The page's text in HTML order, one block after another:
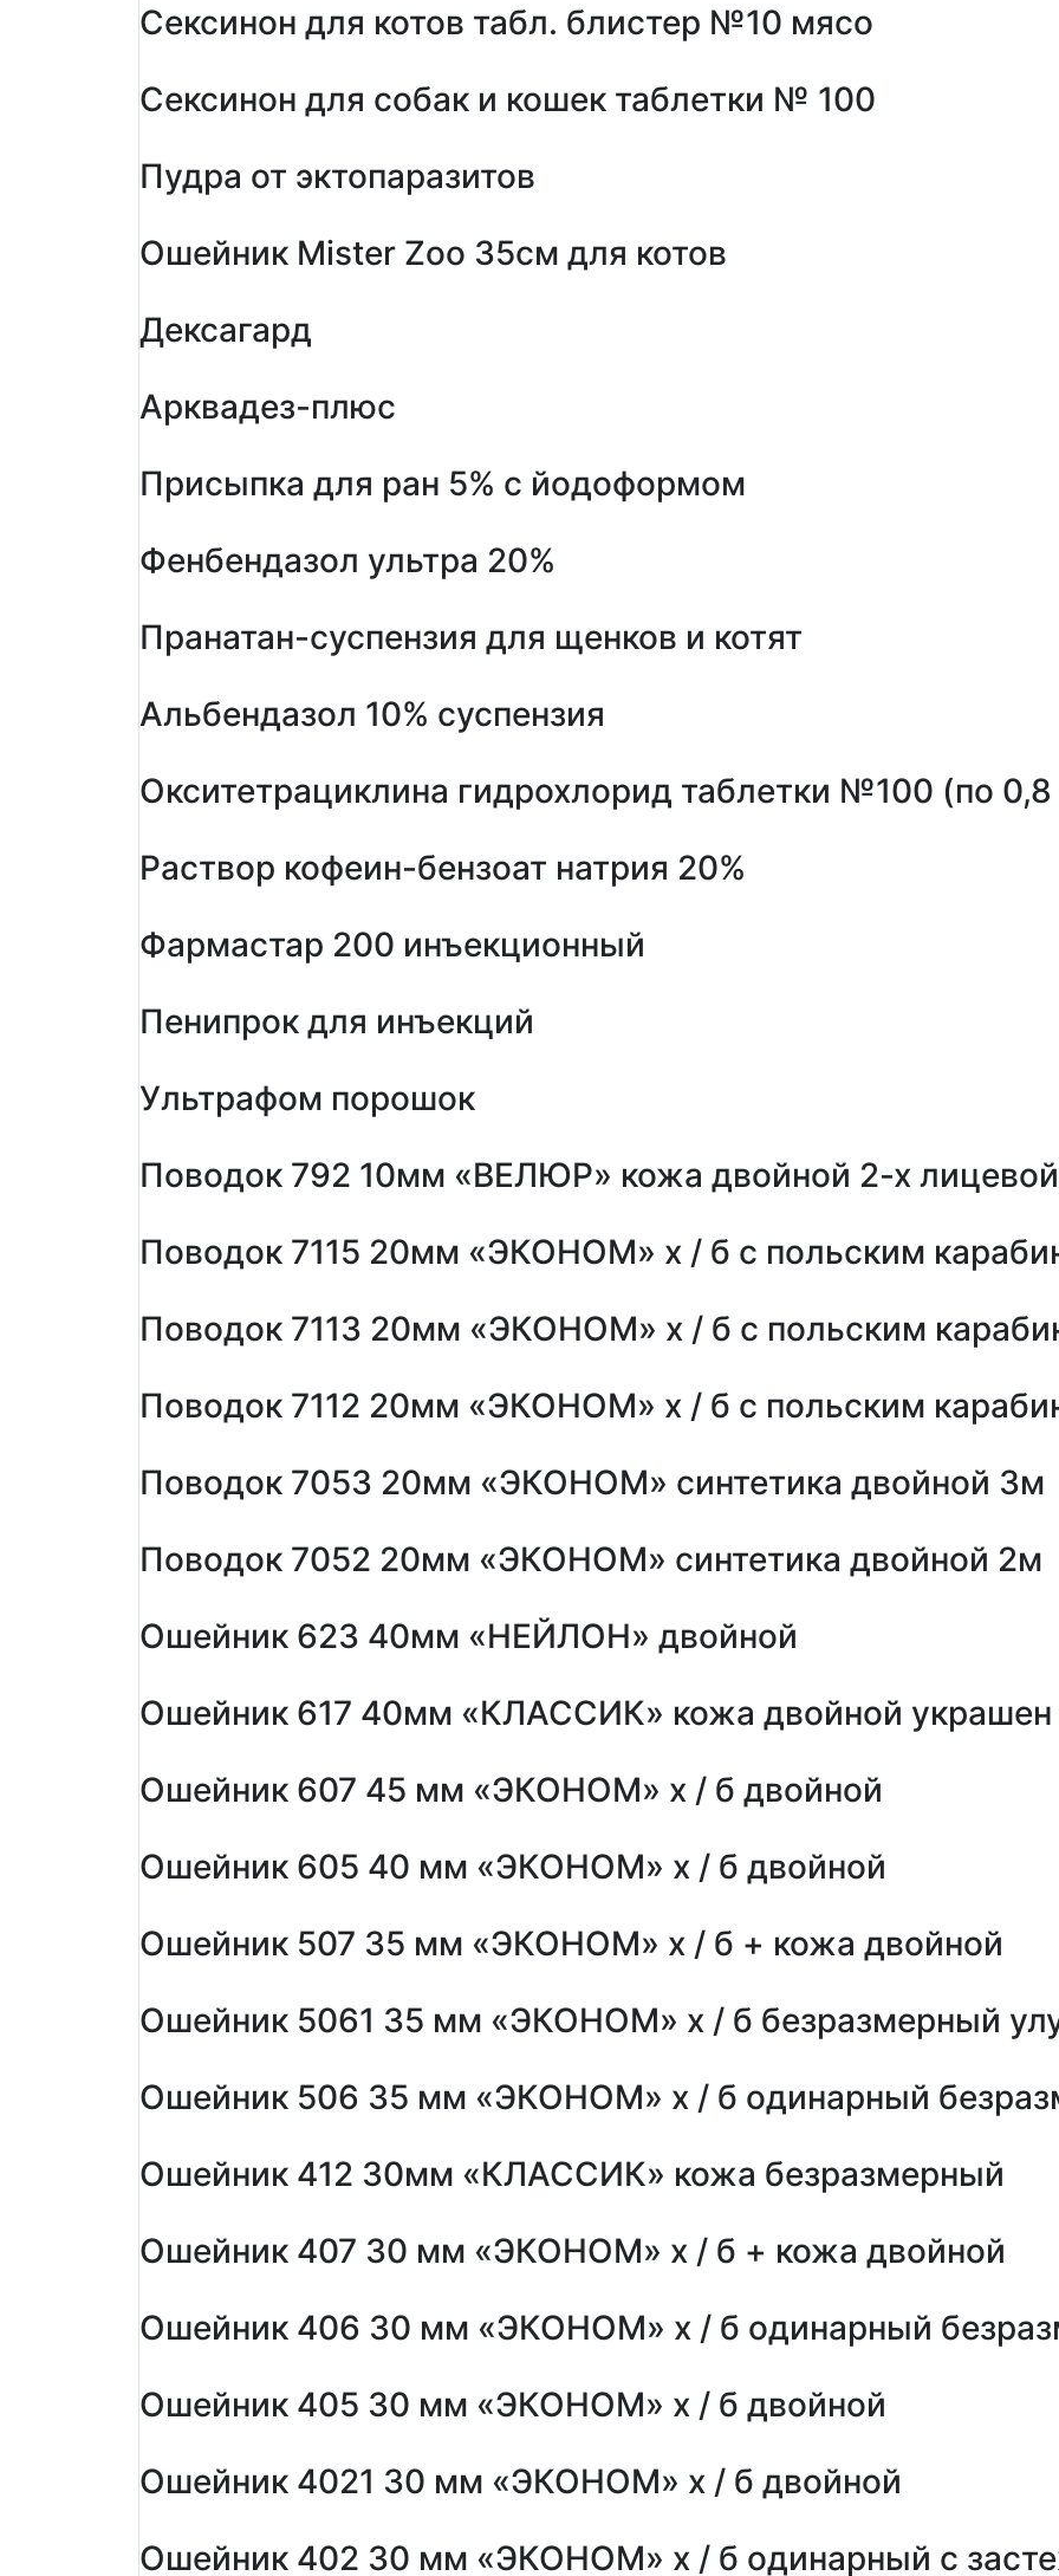
Сексинон для котов табл. блистер №10 мясо
Сексинон для собак и кошек таблетки № 100
Пудра от эктопаразитов
Ошейник Mister Zoo 35см для котов
Дексагард
Арквадез-плюс
Присыпка для ран 5% с йодоформом
Фенбендазол ультра 20%
Пранатан-суспензия для щенков и котят
Альбендазол 10% суспензия
Окситетрациклина гидрохлорид таблетки №100 (по 0,8
Раствор кофеин-бензоат натрия 20%
Фармастар 200 инъекционный
Пенипрок для инъекций
Ультрафом порошок
Поводок 792 10мм «ВЕЛЮР» кожа двойной 2-х лицевой
Поводок 7115 20мм «ЭКОНОМ» х / б с польским
Поводок 7113 20мм «ЭКОНОМ» х / б с польским
Поводок 7112 20мм «ЭКОНОМ» х / б с польским
Поводок 7053 20мм «ЭКОНОМ» синтетика двойной 3м
Поводок 7052 20мм «ЭКОНОМ» синтетика двойной 2м
Ошейник 623 40мм «НЕЙЛОН» двойной
Ошейник 617 40мм «КЛАССИК» кожа двойной украшен
Ошейник 607 45 мм «ЭКОНОМ» х / б двойной
Ошейник 605 40 мм «ЭКОНОМ» х / б двойной
Ошейник 507 35 мм «ЭКОНОМ» х / б + кожа двойной
Ошейник 5061 35 мм «ЭКОНОМ» х / б безразмерный
Ошейник 506 35 мм «ЭКОНОМ» х / б одинарный
Ошейник 412 30мм «КЛАССИК» кожа безразмерный
Ошейник 407 30 мм «ЭКОНОМ» х / б + кожа двойной
Ошейник 406 30 мм «ЭКОНОМ» х / б одинарный
Ошейник 405 30 мм «ЭКОНОМ» х / б двойной
Ошейник 4021 30 мм «ЭКОНОМ» х / б двойной
Ошейник 402 30 мм «ЭКОНОМ» х / б одинарный с